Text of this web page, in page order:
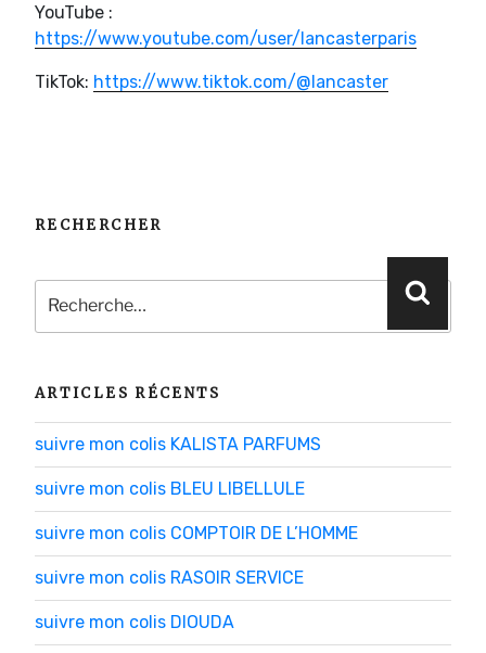
YouTube :
https://www.youtube.com/user/lancasterparis
TikTok: https://www.tiktok.com/@lancaster
RECHERCHER
Recherche
pour
:
ARTICLES RÉCENTS
suivre mon colis KALISTA PARFUMS
suivre mon colis BLEU LIBELLULE
suivre mon colis COMPTOIR DE L’HOMME
suivre mon colis RASOIR SERVICE
suivre mon colis DIOUDA